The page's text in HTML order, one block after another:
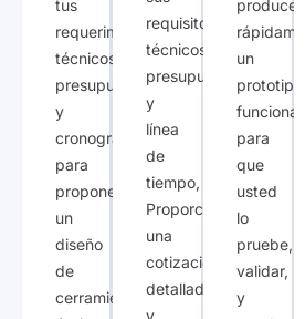
Analizamos
tus
requerimientos
técnicos,
presupuesto,
y
cronograma
para
proponer
un
diseño
analizar
sus
requisitos
técnicos,
presupuesto,
y
línea
de
tiempo,
Proporcionamos
una
Se
produce
un
prototipo
funcional
para
que
usted
lo
pruebe,